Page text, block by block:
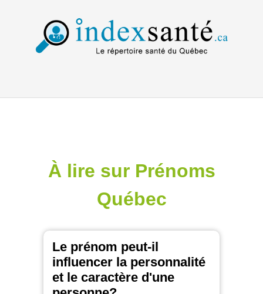
À lire sur Prénoms
Québec
Le prénom peut-il
influencer la personnalité
et le caractère d'une